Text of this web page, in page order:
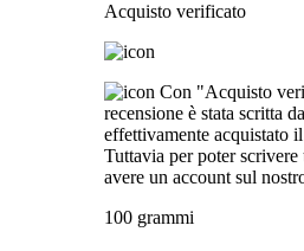
Acquisto verificato
Con "Acquisto
recensione è stata scritta
effettivamente acquistato
Tuttavia per poter
avere un account sul
100 grammi